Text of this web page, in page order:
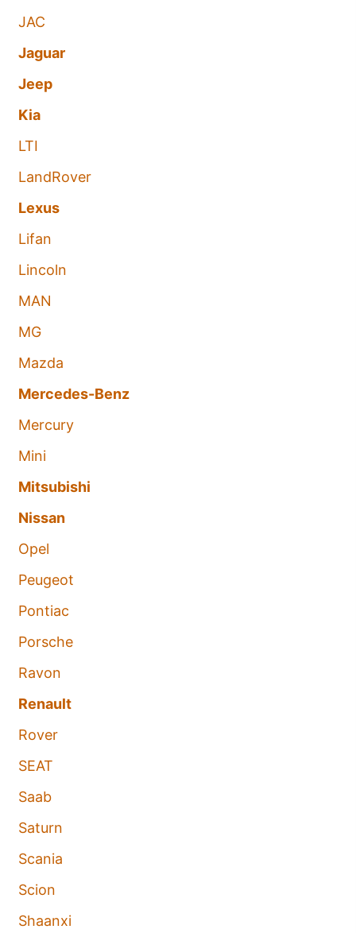
JAC
Jaguar
Jeep
Kia
LTI
LandRover
Lexus
Lifan
Lincoln
MAN
MG
Mazda
Mercedes-Benz
Mercury
Mini
Mitsubishi
Nissan
Opel
Peugeot
Pontiac
Porsche
Ravon
Renault
Rover
SEAT
Saab
Saturn
Scania
Scion
Shaanxi